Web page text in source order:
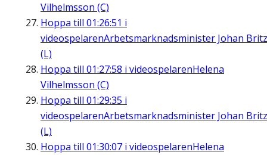
Vilhelmsson (C)
Hoppa till 01:26:51 i
videospelarenArbetsmarknadsminister Johan Britz
(L)
Hoppa till 01:27:58 i videospelarenHelena
Vilhelmsson (C)
Hoppa till 01:29:35 i
videospelarenArbetsmarknadsminister Johan Britz
(L)
Hoppa till 01:30:07 i videospelarenHelena